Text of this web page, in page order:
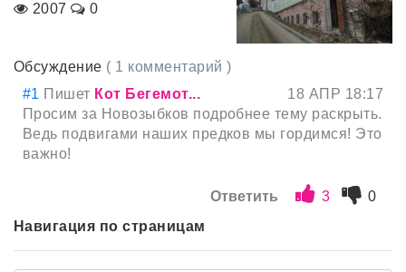
2007
0
Обсуждение ( 1 комментарий )
#1 Пишет Кот Бегемот...
18 АПР 18:17
Просим за Новозыбков подробнее тему раскрыть.
Ведь подвигами наших предков мы гордимся! Это
важно!
Ответить 3
0
Навигация по страницам